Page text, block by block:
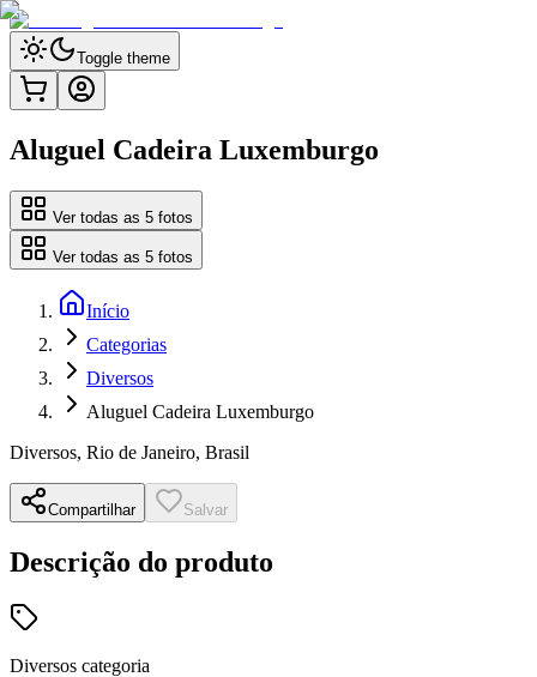
Toggle theme
Aluguel Cadeira Luxemburgo
Ver todas as 5 fotos
Ver todas as 5 fotos
Início
Categorias
Diversos
Aluguel Cadeira Luxemburgo
Diversos, Rio de Janeiro, Brasil
Compartilhar Salvar
Descrição do produto
Diversos categoria